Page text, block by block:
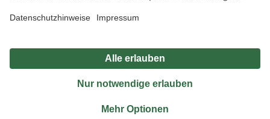
Produkte nur solange der Vorrat reicht.
*Paketversand ab 59 € versandkostenfrei, gilt nicht für Artikel mit Speditionsversand, hier
Privatsphäre Impressum
Nutzungsbedingungen
Widerrufsrecht
Vertrag widerrufen
© 2026 toom Baumarkt GmbH